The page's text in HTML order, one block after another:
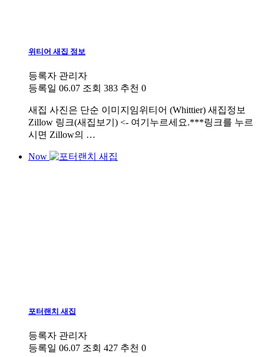
위티어 새집 정보
등록자 관리자
등록일 06.07 조회 383 추천 0
새집 사진은 단순 이미지임위티어 (Whittier) 새집정보
Zillow 링크(새집보기) <- 여기누르세요.***링크를 누르
시면 Zillow의 …
Now
포터랜치 새집
등록자 관리자
등록일 06.07 조회 427 추천 0